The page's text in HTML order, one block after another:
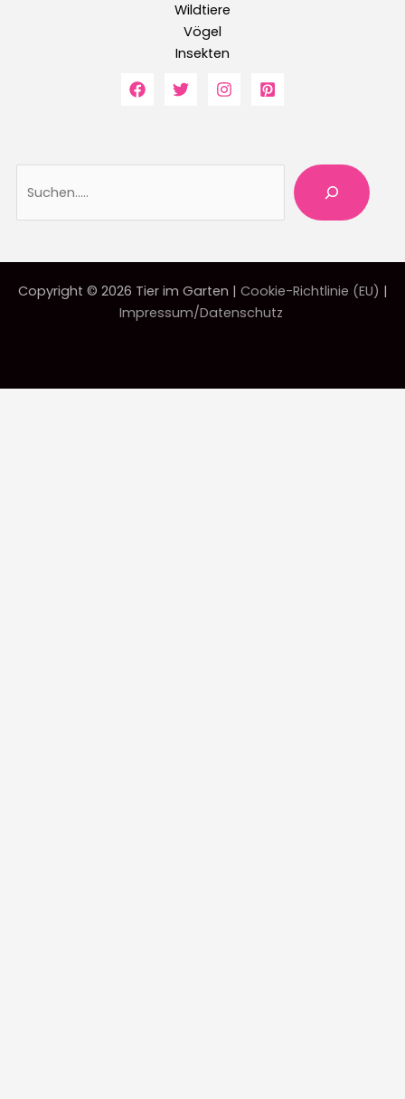
Wildtiere
Vögel
Insekten
Copyright © 2026 Tier im Garten | Cookie-Richtlinie (EU) |
Impressum/Datenschutz